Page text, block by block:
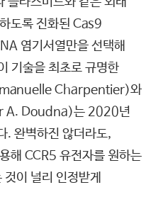
도록 진화된 Cas9
염기서열만을 선택해
기술을 최초로 규명한
Charpentier)와
A. Doudna)는 2020년
. 완벽하진 않더라도,
해 CCR5 유전자를 원하는
이 널리 인정받게